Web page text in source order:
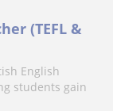
(TEFL &
English
students gain